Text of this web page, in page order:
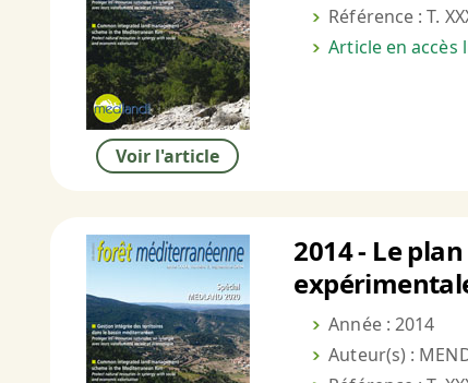
Voir l'article
Référence : T.
Article en
2014 - Le
Année : 2014
Auteur(s) :